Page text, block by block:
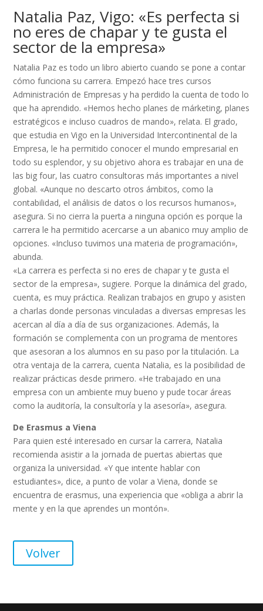
Natalia Paz, Vigo: «Es perfecta si
no eres de chapar y te gusta el
sector de la empresa»
Natalia Paz es todo un libro abierto cuando se pone a contar
cómo funciona su carrera. Empezó hace tres cursos
Administración de Empresas y ha perdido la cuenta de todo lo
que ha aprendido. «Hemos hecho planes de márketing, planes
estratégicos e incluso cuadros de mando», relata. El grado,
que estudia en Vigo en la Universidad Intercontinental de la
Empresa, le ha permitido conocer el mundo empresarial en
todo su esplendor, y su objetivo ahora es trabajar en una de
las big four, las cuatro consultoras más importantes a nivel
global. «Aunque no descarto otros ámbitos, como la
contabilidad, el análisis de datos o los recursos humanos»,
asegura. Si no cierra la puerta a ninguna opción es porque la
carrera le ha permitido acercarse a un abanico muy amplio de
opciones. «Incluso tuvimos una materia de programación»,
abunda.
«La carrera es perfecta si no eres de chapar y te gusta el
sector de la empresa», sugiere. Porque la dinámica del grado,
cuenta, es muy práctica. Realizan trabajos en grupo y asisten
a charlas donde personas vinculadas a diversas empresas les
acercan al día a día de sus organizaciones. Además, la
formación se complementa con un programa de mentores
que asesoran a los alumnos en su paso por la titulación. La
otra ventaja de la carrera, cuenta Natalia, es la posibilidad de
realizar prácticas desde primero. «He trabajado en una
empresa con un ambiente muy bueno y pude tocar áreas
como la auditoría, la consultoría y la asesoría», asegura.
De Erasmus a Viena
Para quien esté interesado en cursar la carrera, Natalia
recomienda asistir a la jornada de puertas abiertas que
organiza la universidad. «Y que intente hablar con
estudiantes», dice, a punto de volar a Viena, donde se
encuentra de erasmus, una experiencia que «obliga a abrir la
mente y en la que aprendes un montón».
Volver